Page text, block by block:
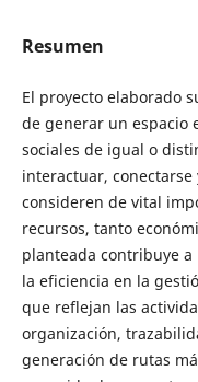
Resumen
El proyecto elaborado
de generar un espacio
sociales de igual o
interactuar,
consideren de vital
recursos, tanto
planteada contribuye
la eficiencia en la
que reflejan las
organización,
generación de rutas